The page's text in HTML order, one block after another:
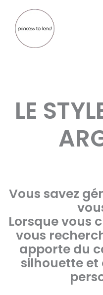
contenu
LE
Vous savez
Lorsque vous
vous
apporte du
silhouette